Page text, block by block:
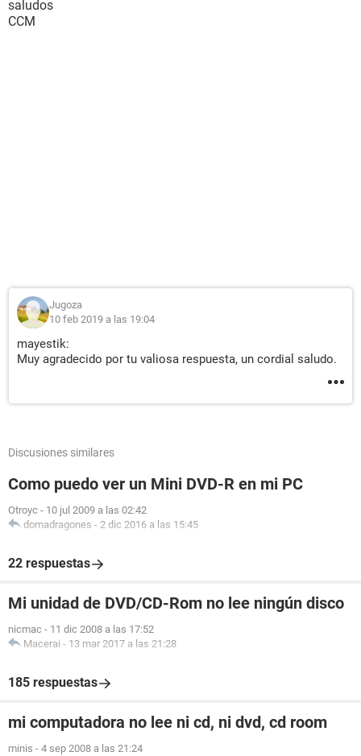
saludos
CCM
Jugoza
10 feb 2019 a las 19:04
mayestik:
Muy agradecido por tu valiosa respuesta, un cordial saludo.
Discusiones similares
Como puedo ver un Mini DVD-R en mi PC
Otroyc - 10 jul 2009 a las 02:42
domadragones - 2 dic 2016 a las 15:45
22 respuestas
Mi unidad de DVD/CD-Rom no lee ningún disco
nicmac - 11 dic 2008 a las 17:52
Macerai - 13 mar 2017 a las 21:28
185 respuestas
mi computadora no lee ni cd, ni dvd, cd room
minis - 4 sep 2008 a las 21:24